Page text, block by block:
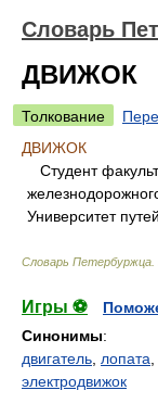
Словарь
ДВИЖОК
Толкование
ДВИЖОК
Студент
Университет
Словарь Петербуржца
Игры ⚽
Синонимы:
двигатель лопата
электродвижок